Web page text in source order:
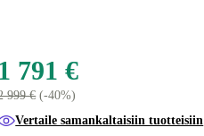
791 €
999 €(-40%)
Vertaile samankaltaisiin tuotteisiin